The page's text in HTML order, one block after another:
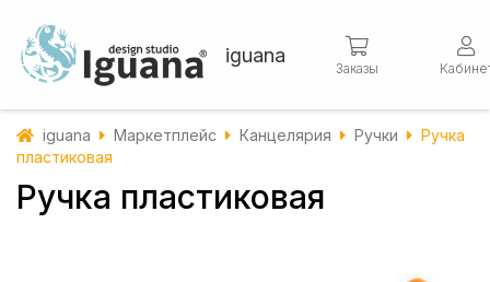
iguana
Заказы
iguana Маркетплейс Канцелярия Ручки
Ручка
пластиковая
Ручка пластиковая